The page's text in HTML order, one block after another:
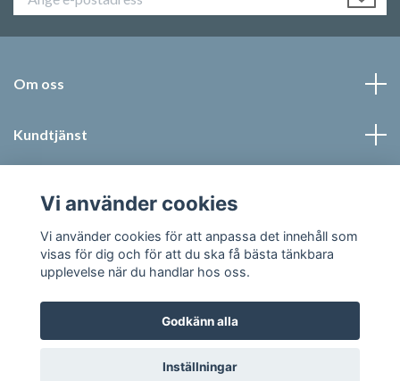
Om oss
Kundtjänst
Sociala medier
© 2026 Jonic Textil AB
Vi använder cookies
Vi använder cookies för att anpassa det innehåll som
visas för dig och för att du ska få bästa tänkbara
upplevelse när du handlar hos oss.
Godkänn alla
Inställningar